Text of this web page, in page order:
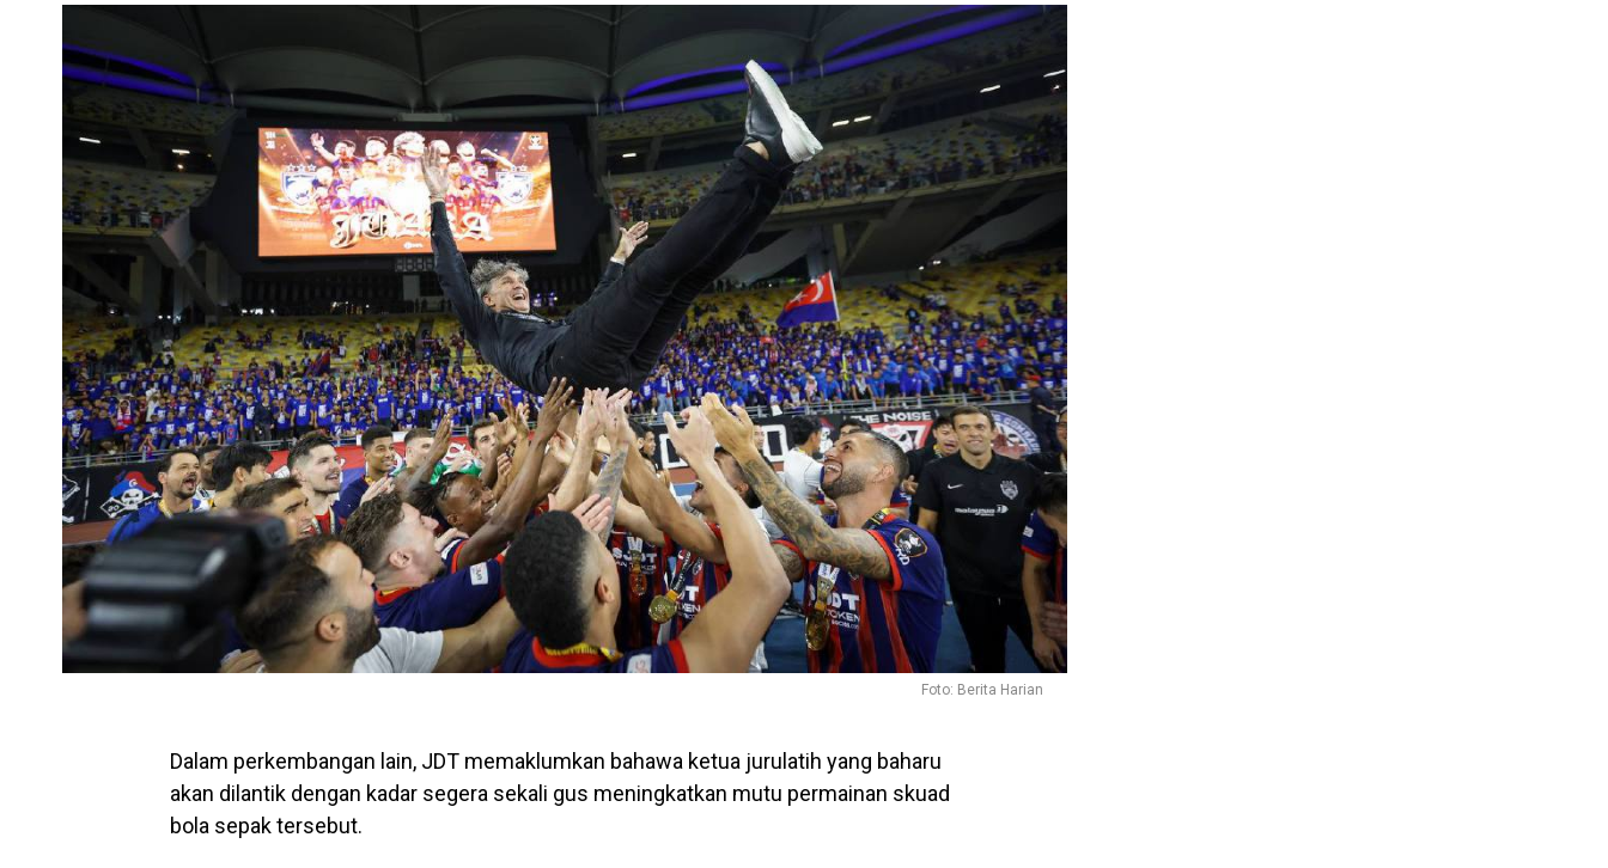
Foto: Berita Harian
Dalam perkembangan lain, JDT memaklumkan bahawa ketua jurulatih yang baharu
akan dilantik dengan kadar segera sekali gus meningkatkan mutu permainan skuad
bola sepak tersebut.